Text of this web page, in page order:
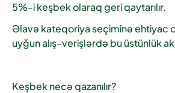
5%-i keşbek olaraq geri qaytarılır.
Əlavə kateqoriya seçiminə ehtiyac
uyğun alış-verişlərdə bu üstünlük
Keşbek necə qazanılır?